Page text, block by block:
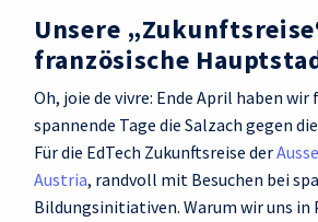
Unsere
französische
Oh, joie de vivre: Ende April haben wir
spannende Tage die Salzach gegen die
Fürdie EdTech Zukunftsreise der
Austria, randvoll mit Besuchen bei
Bildungsinitiativen. Warum wiruns in